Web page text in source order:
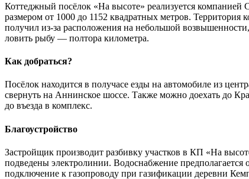
Коттеджный посёлок «На высоте» реализуется компанией
размером от 1000 до 1152 квадратных метров. Территория
получил из-за расположения на небольшой
ловить рыбу — полтора километра.
Как добраться?
Посёлок находится в получасе езды на автомобиле из
свернуть на Аннинское шоссе. Также можно доехать до
до въезда в комплекс.
Благоустройство
Застройщик производит разбивку участков в КП «На
подведены электролинии. Водоснабжение
подключение к газопроводу при газификации деревни